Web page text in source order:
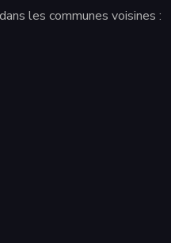
les communes voisines :